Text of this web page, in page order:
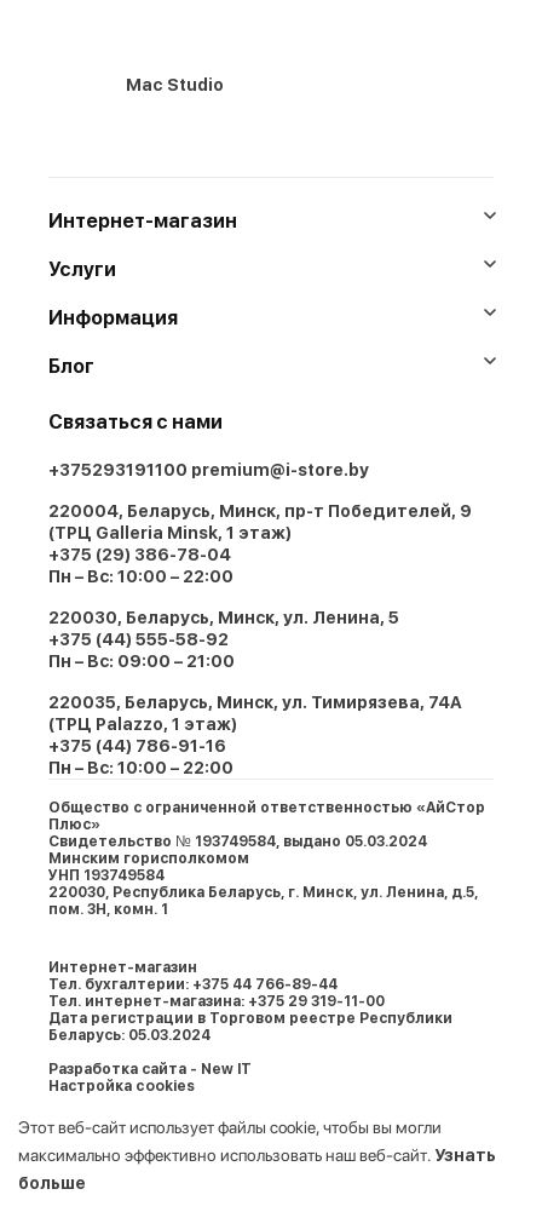
Mac Studio
Интернет-магазин
Услуги
Информация
Блог
Связаться с нами
+375293191100 premium@i-store.by
220004, Беларусь, Минск, пр-т Победителей, 9
(ТРЦ Galleria Minsk, 1 этаж)
+375 (29) 386-78-04
Пн – Вс: 10:00 – 22:00
220030, Беларусь, Минск, ул. Ленина, 5
+375 (44) 555-58-92
Пн – Вс: 09:00 – 21:00
220035, Беларусь, Минск, ул. Тимирязева, 74A
(ТРЦ Palazzo, 1 этаж)
+375 (44) 786-91-16
Пн – Вс: 10:00 – 22:00
Общество с ограниченной ответственностью «АйСтор
Плюс»
Свидетельство № 193749584, выдано 05.03.2024
Минским горисполкомом
УНП 193749584
220030, Республика Беларусь, г. Минcк, ул. Ленина, д.5,
пом. 3Н, комн. 1
Интернет-магазин
Тел. бухгалтерии: +375 44 766-89-44
Тел. интернет-магазина: +375 29 319-11-00
Дата регистрации в Торговом реестре Республики
Беларусь: 05.03.2024
Разработка сайта - New IT
Настройка cookies
Этот веб-сайт использует файлы cookie, чтобы вы могли
максимально эффективно использовать наш веб-сайт. Узнать
больше